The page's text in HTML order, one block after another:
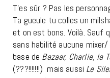
T’es sûr ? Pas les
Ta gueule tu colles un
et on est bons. Voilà. Sauf
sans habilité aucune
base de Bazaar, Charlie, la
(???!!!!!!!) mais aussi Le